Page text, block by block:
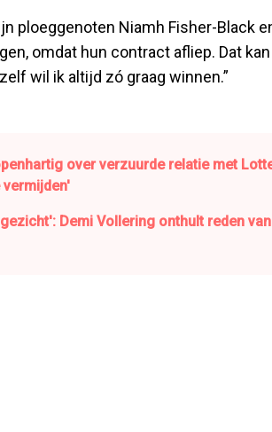
ploeggenoten Niamh Fisher-Black
omdat hun contract afliep. Dat
wil ik altijd zó graag winnen.”
over verzuurde relatie met
vermijden'
Demi Vollering onthult reden